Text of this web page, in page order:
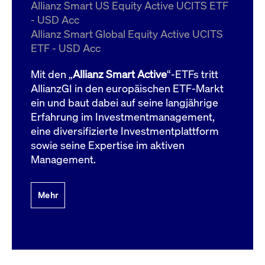
Allianz Smart US Equity Active UCITS ETF
- USD Acc
Allianz Smart Global Equity Active UCITS
ETF - USD Acc
Mit den „Allianz Smart Active“-ETFs tritt
AllianzGI in den europäischen ETF-Markt
ein und baut dabei auf seine langjährige
Erfahrung im Investmentmanagement,
eine diversifizierte Investmentplattform
sowie seine Expertise im aktiven
Management.
Mehr
ApplicationGatewayAffinityCORS
boerse.com
Domain
bis